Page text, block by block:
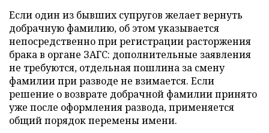
Если один из бывших супругов желает вернуть
добрачную фамилию, об этом указывается
непосредственно при регистрации расторжения
брака в органе ЗАГС: дополнительные заявления
не требуются, отдельная пошлина за смену
фамилии при разводе не взимается. Если
решение о возврате добрачной фамилии принято
уже после оформления развода, применяется
общий порядок перемены имени.